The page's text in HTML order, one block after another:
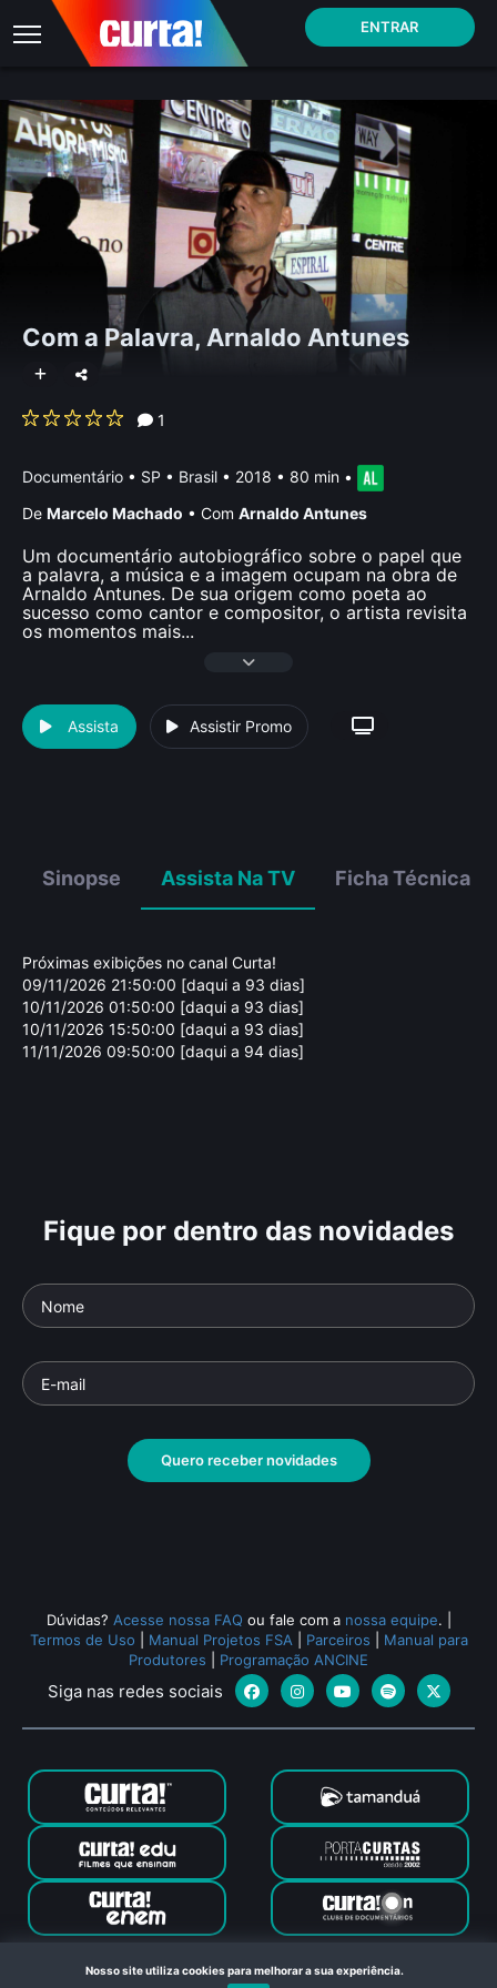
ENTRAR
Com a Palavra, Arnaldo Antunes
1
Documentário • SP • Brasil • 2018 • 80 min •
De Marcelo Machado • Com Arnaldo Antunes
Um documentário autobiográfico sobre o papel que
a palavra, a música e a imagem ocupam na obra de
Arnaldo Antunes. De sua origem como poeta ao
sucesso como cantor e compositor, o artista revisita
os momentos mais...
Assista Assistir Promo
Sinopse Assista Na TV Ficha Técnica
Próximas exibições no canal Curta!
09/11/2026 21:50:00 [daqui a 93 dias]
10/11/2026 01:50:00 [daqui a 93 dias]
10/11/2026 15:50:00 [daqui a 93 dias]
11/11/2026 09:50:00 [daqui a 94 dias]
Fique por dentro das novidades
Quero receber novidades
Dúvidas? Acesse nossa FAQ ou fale com a nossa equipe.
Termos de Uso
Manual Projetos FSA Parceiros
Manual para
Produtores
Programação ANCINE
Siga nas redes sociais
Canal Curta © 2024. Todos os direitos reservados. Feito com
Nosso site utiliza cookies para melhorar a sua experiência.